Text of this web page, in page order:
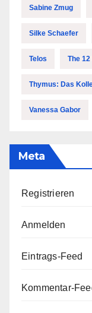
Sabine Zmug
Silke Schaefer
Telos The
Thymus: Das
Vanessa Gabor
Meta
Registrieren
Anmelden
Eintrags-Feed
Kommentar-